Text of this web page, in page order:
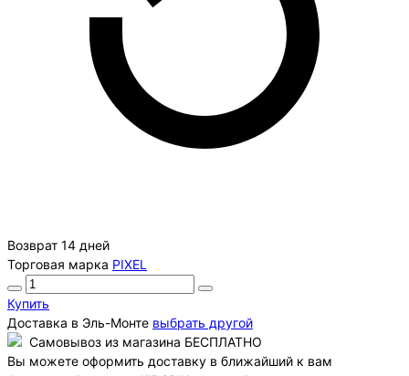
Возврат 14 дней
Торговая марка PIXEL
Купить
Доставка в Эль-Монте выбрать другой
Самовывоз из магазина БЕСПЛАТНО
Вы можете оформить доставку в ближайший к вам